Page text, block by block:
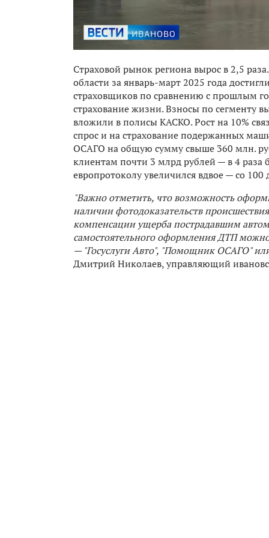
Страховой рынок региона вырос в 2,5
области за январь-март 2025 года
страховщиков по сравнению с прошлым
страхование жизни. Взносы по сегменту
вложили в полисы КАСКО. Рост на 10%
спрос и на страхование подержанных
ОСАГО на общую сумму свыше 360 млн.
клиентам почти 3 млрд рублей — в 4
европротоколу увеличился вдвое — со 100
"Важно отметить, что возможность
наличии фотодоказательств
компенсации ущерба пострадавшим
самостоятельного оформления ДТП
— "Госуслуги Авто", "Помощник ОСАГО"
Дмитрий Николаев, управляющий